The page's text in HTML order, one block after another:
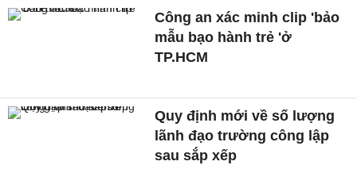
Công an xác minh clip 'bảo
mẫu bạo hành trẻ 'ở
TP.HCM
Quy định mới về số lượng
lãnh đạo trường công lập
sau sắp xếp